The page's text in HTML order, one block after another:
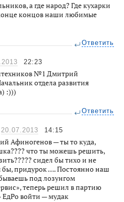
а где народ? Где кухарки
концов наши любимые
Ответить
22:23
№1 Дмитрий
отдела развития
:)))
Ответить
20.07.2013 14:15
Афиногенов — ты то куда,
что ты можешь решить,
сидел бы тихо и не
бы, придурок …. Постоянно наш
под лозунгом
теперь решил в партию
ЕдРо войти — мудак